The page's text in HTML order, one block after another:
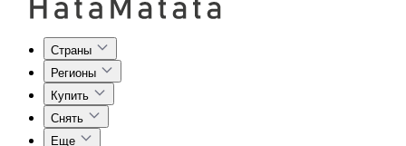
Страны
Регионы
Купить
Снять
Еще